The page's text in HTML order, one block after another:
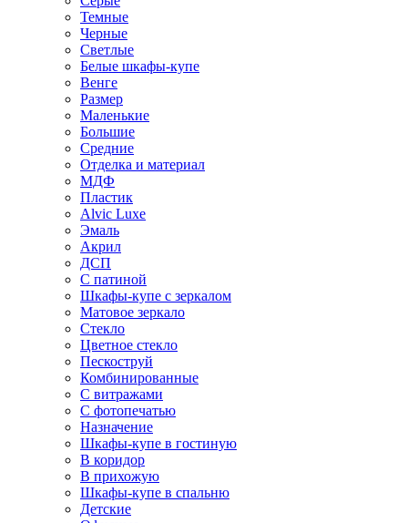
Темные
Черные
Светлые
Белые шкафы-купе
Венге
Размер
Маленькие
Большие
Средние
Отделка и материал
МДФ
Пластик
Alvic Luxe
Эмаль
Акрил
ДСП
С патиной
Шкафы-купе с зеркалом
Матовое зеркало
Стекло
Цветное стекло
Пескоструй
Комбинированные
С витражами
С фотопечатью
Назначение
Шкафы-купе в гостиную
В коридор
В прихожую
Шкафы-купе в спальню
Детские